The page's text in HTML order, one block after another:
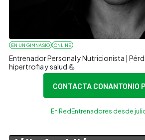
EN UN GIMNASIO ONLINE
Entrenador Personal y Nutricionista |
hipertrofia y salud 💪
CONTACTA CONANTONIO
En RedEntrenadores desde